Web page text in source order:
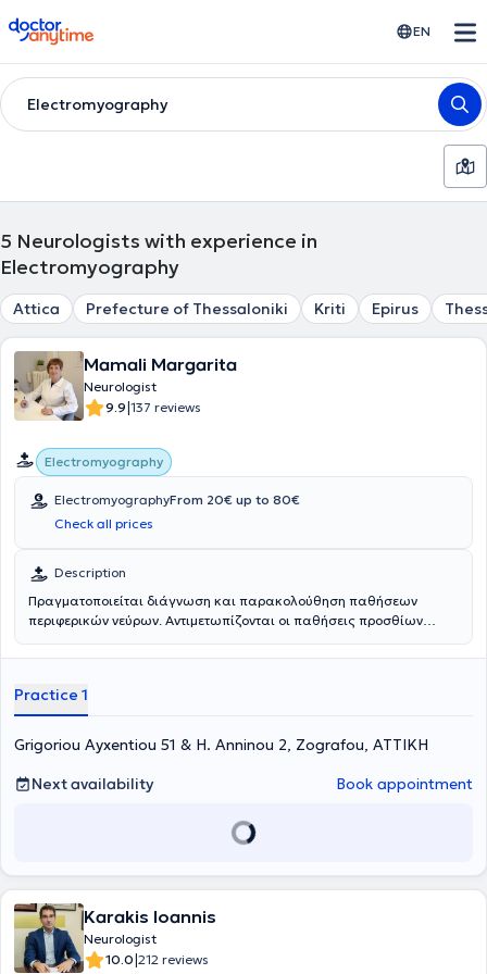
doctoranytime EN
Electromyography
5 Neurologists with experience in
Electromyography
Attica Prefecture of Thessaloniki Kriti Epirus
Mamali Margarita
Neurologist
9.9|137 reviews
Electromyography
ElectromyographyFrom 20€ up to 80€
Check all prices
Description
Πραγματοποιείται διάγνωση και παρακολούθηση παθήσεων
περιφερικών νεύρων. Αντιμετωπίζονται οι παθήσεις προσθίων
αισθητική νευρωνοπάθεια), οι ριζοπάθειες (π.χ. αυχενικών ή
Parsonage-Turner), οι μονονευροπάθειες (π.χ σε σύνδρομο
καρπιαίου σωληνα, σε αγγειΐτιδες κλπ) και οι πολυνευροπάθειες
(π.χ. διαβητική νευροπάθεια). Χρησιμοποιείται Ηλεκτρομυογράφος
Medtronic.
Practice 1
Grigoriou Ayxentiou 51 & H. Anninou 2, Zografou, ΑΤΤΙΚΗ
Next availability
Book appointment
Karakis Ioannis
Neurologist
10.0|212 reviews